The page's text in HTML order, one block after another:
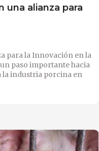
una alianza para
para la Innovación en la
paso importante hacia
la industria porcina en